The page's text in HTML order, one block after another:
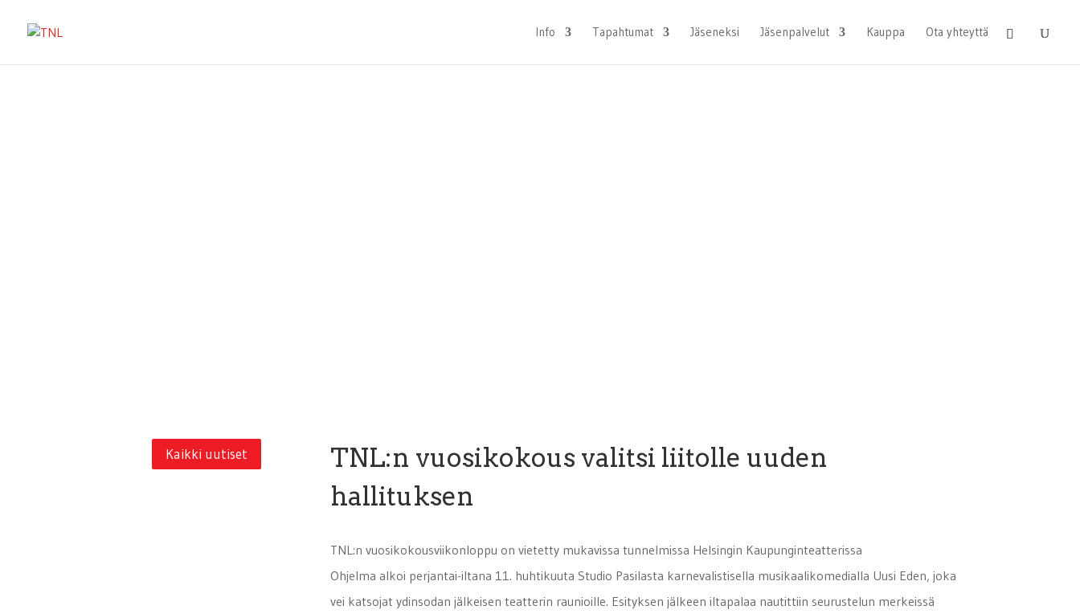
Info Tapahtumat Jäseneksi Jäsenpalvelut Kauppa Ota yhteyttä
Kaikki uutiset
TNL:n vuosikokous valitsi liitolle uuden
hallituksen
TNL:n vuosikokousviikonloppu on vietetty mukavissa tunnelmissa Helsingin Kaupunginteatterissa
Ohjelma alkoi perjantai-iltana 11. huhtikuuta Studio Pasilasta karnevalistisella musikaalikomedialla Uusi Eden, joka
vei katsojat ydinsodan jälkeisen teatterin raunioille. Esityksen jälkeen iltapalaa nautittiin seurustelun merkeissä